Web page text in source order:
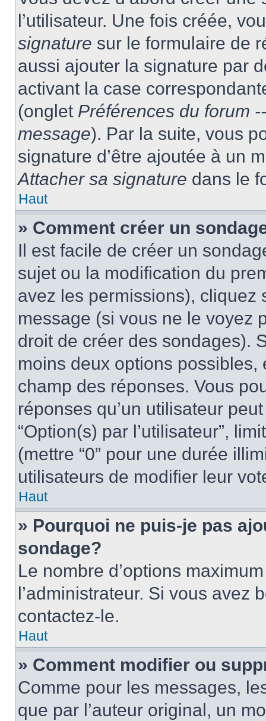
l’utilisateur. Une fois créée,
signature sur le formulaire de
aussi ajouter la signature par
activant la case
(onglet Préférences du forum
message). Par la suite, vous
signature d’être ajoutée à un
Attacher sa signature dans le
Haut
» Comment créer un
Il est facile de créer un
sujet ou la modification du
avez les permissions), cliquez
message (si vous ne le voyez
droit de créer des sondages).
moins deux options
champ des réponses. Vous
réponses qu’un utilisateur
“Option(s) par l’utilisateur”,
(mettre “0” pour une durée
utilisateurs de modifier leur
Haut
» Pourquoi ne puis-je pas
sondage?
Le nombre d’options
l’administrateur. Si vous avez
contactez-le.
Haut
» Comment modifier ou
Comme pour les messages,
que par l’auteur original, un